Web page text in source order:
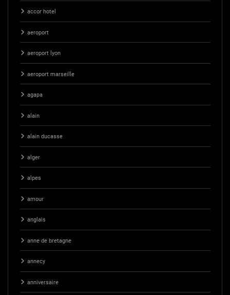
accor hotel
aeroport
aeroport lyon
aeroport marseille
agapa
alain
alain ducasse
alger
alpes
amour
anglais
anne de bretagne
annecy
anniversaire